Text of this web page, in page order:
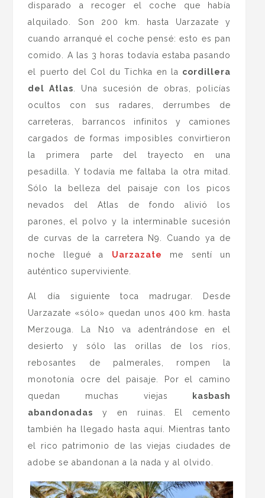
disparado a recoger el coche que había
alquilado. Son 200 km. hasta Uarzazate y
cuando arranqué el coche pensé: esto es pan
comido. A las 3 horas todavía estaba pasando
el puerto del Col du Tichka en la cordillera
del Atlas. Una sucesión de obras, policías
ocultos con sus radares, derrumbes de
carreteras, barrancos infinitos y camiones
cargados de formas imposibles convirtieron
la primera parte del trayecto en una
pesadilla. Y todavía me faltaba la otra mitad.
Sólo la belleza del paisaje con los picos
nevados del Atlas de fondo alivió los
parones, el polvo y la interminable sucesión
de curvas de la carretera N9. Cuando ya de
noche llegué a Uarzazate
me sentí un
auténtico superviviente.
Al día siguiente toca madrugar. Desde
Uarzazate «sólo» quedan unos 400 km. hasta
Merzouga. La N10 va adentrándose en el
desierto y sólo las orillas de los ríos,
rebosantes de palmerales, rompen la
monotonía ocre del paisaje. Por el camino
quedan muchas viejas
kasbash
abandonadas y en ruinas. El cemento
también ha llegado hasta aquí. Mientras tanto
el rico patrimonio de las viejas ciudades de
adobe se abandonan a la nada y al olvido.